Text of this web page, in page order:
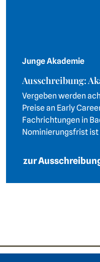
Junge Akademie
Ausschreibung:
Vergeben werden
Preise an Early
Fachrichtungen in
Nominierungsfrist ist
zur